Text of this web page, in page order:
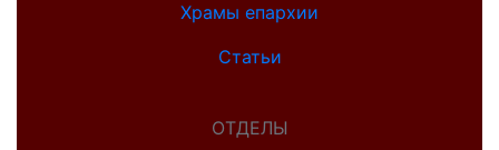
Храмы епархии
Статьи
ОТДЕЛЫ